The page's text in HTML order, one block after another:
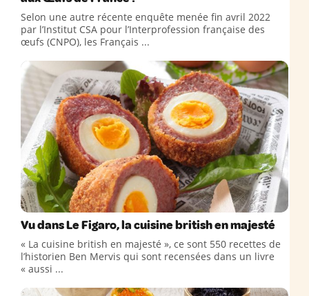
Selon une autre récente enquête menée fin avril 2022
par l’Institut CSA pour l’Interprofession française des
œufs (CNPO), les Français ...
Vu dans Le Figaro, la cuisine british en majesté
« La cuisine british en majesté », ce sont 550 recettes de
l’historien Ben Mervis qui sont recensées dans un livre
« aussi ...